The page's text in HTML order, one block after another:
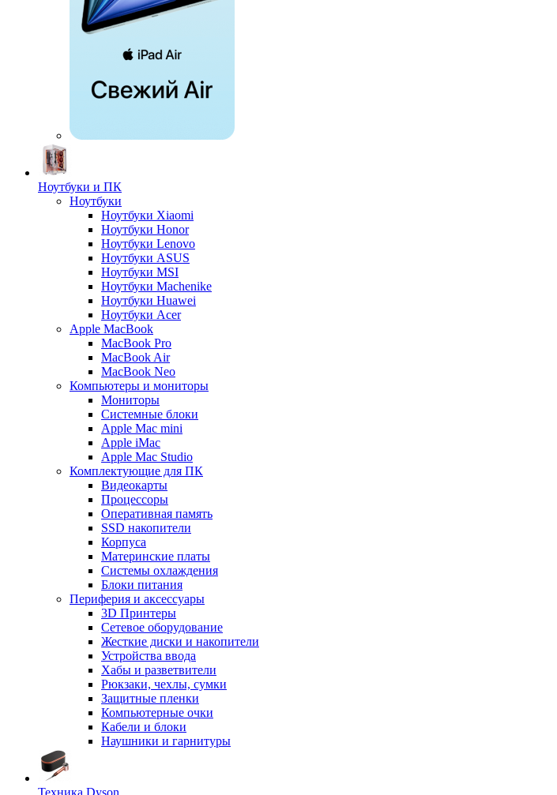
Ноутбуки и ПК
Ноутбуки
Ноутбуки Xiaomi
Ноутбуки Honor
Ноутбуки Lenovo
Ноутбуки ASUS
Ноутбуки MSI
Ноутбуки Machenike
Ноутбуки Huawei
Ноутбуки Acer
Apple MacBook
MacBook Pro
MacBook Air
MacBook Neo
Компьютеры и мониторы
Мониторы
Системные блоки
Apple Mac mini
Apple iMac
Apple Mac Studio
Комплектующие для ПК
Видеокарты
Процессоры
Оперативная память
SSD накопители
Корпуса
Материнские платы
Системы охлаждения
Блоки питания
Периферия и аксессуары
3D Принтеры
Сетевое оборудование
Жесткие диски и накопители
Устройства ввода
Хабы и разветвители
Рюкзаки, чехлы, сумки
Защитные пленки
Компьютерные очки
Кабели и блоки
Наушники и гарнитуры
Техника Dyson